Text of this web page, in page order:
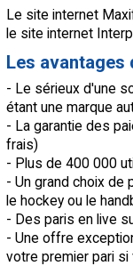
Le site internet
le site internet
Les avantages
- Le sérieux d'une
étant une marque
- La garantie des
frais)
- Plus de 400 000
- Un grand choix de
le hockey ou le
- Des paris en live
- Une offre
votre premier pari
Vidéos
Sondages
Tableau transferts
Taille de la police
Paramètrages /
Contact / Signaler
Recrutement
Mentions légales